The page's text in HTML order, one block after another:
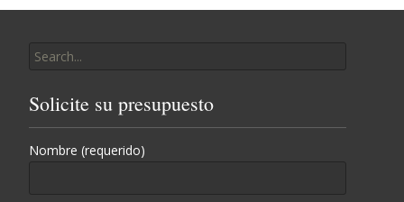
for:
Solicite su presupuesto
Nombre (requerido)